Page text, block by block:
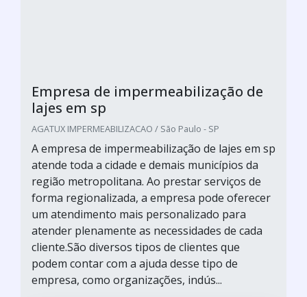
Empresa de impermeabilização de
lajes em sp
AGATUX IMPERMEABILIZACAO / São Paulo - SP
A empresa de impermeabilização de lajes em sp
atende toda a cidade e demais municípios da
região metropolitana. Ao prestar serviços de
forma regionalizada, a empresa pode oferecer
um atendimento mais personalizado para
atender plenamente as necessidades de cada
cliente.São diversos tipos de clientes que
podem contar com a ajuda desse tipo de
empresa, como organizações, indús...